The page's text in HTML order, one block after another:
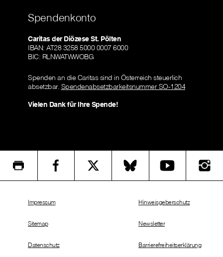
Spendenkonto
Caritas der Diözese St. Pölten
IBAN: AT28 3258 5000 0007 6000
BIC: RLNWATWWOBG
Spenden an die Caritas sind in Österreich steuerlich
absetzbar. Spendenabsetzbarkeitsnummer SO-1204
Vielen Dank für Ihre Spende!
Impressum
Sitemap
Datenschutz
Hinweisgeberschutz
Newsletter
Barrierefreiheitserklärung